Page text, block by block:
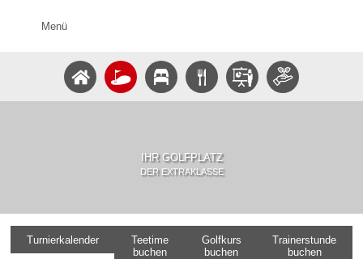
Menü
IHR GOLFPLATZ
DER EXTRAKLASSE
Turnierkalender
Teetime
buchen
Golfkurs
buchen
Trainerstunde
buchen